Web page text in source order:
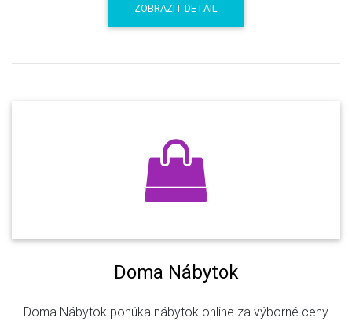
ZOBRAZIT DETAIL
Doma Nábytok
Doma Nábytok ponúka nábytok online za výborné ceny